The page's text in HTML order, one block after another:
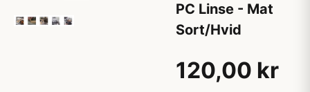
PC Linse - Mat
Sort/Hvid
120,00 kr